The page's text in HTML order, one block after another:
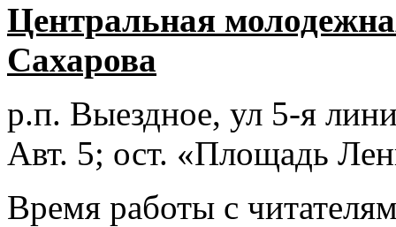
Центральная
Сахарова
р.п. Выездное, ул 5-я
Авт. 5; ост. «Площадь
Время работы с